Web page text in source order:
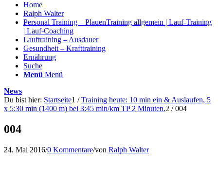
Home
Ralph Walter
Personal Training – PlauenTraining allgemein | Lauf-Training
| Lauf-Coaching
Lauftraining – Ausdauer
Gesundheit – Krafttraining
Ernährung
Suche
Menü Menü
News
Du bist hier: Startseite1 / Training heute: 10 min ein & Auslaufen, 5
x 5:30 min (1400 m) bei 3:45 min/km TP 2 Minuten.2 / 004
004
24. Mai 2016/0 Kommentare/von Ralph Walter